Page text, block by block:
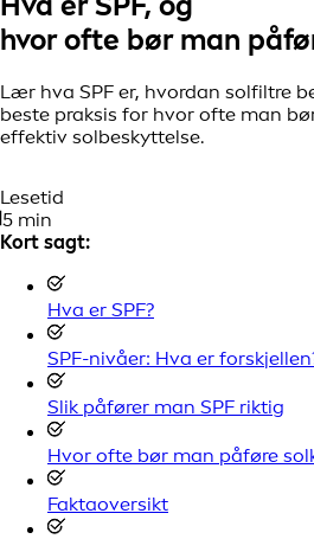
hvor ofte bør man
Lær hva SPF er, hvordan solfiltre
beste praksis for hvor ofte man
effektiv solbeskyttelse.
Lesetid
5 min
Kort sagt:
Hva er SPF?
SPF-nivåer: Hva er
Slik påfører man SPF riktig
Hvor ofte bør man påføre
Faktaoversikt